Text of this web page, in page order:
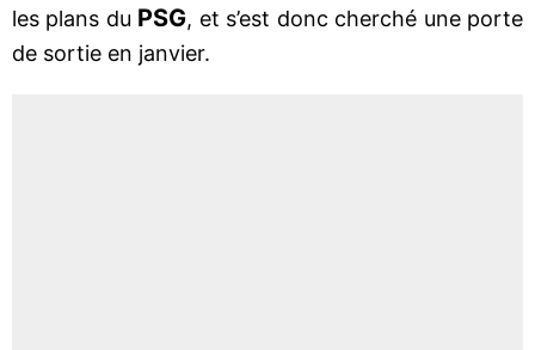
les plans du PSG, et s’est donc cherché une porte
de sortie en janvier.